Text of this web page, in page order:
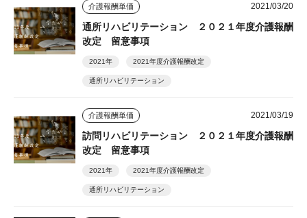
介護報酬単価 2021/03/20
通所リハビリテーション ２０２１年度介護報酬
改定 留意事項
2021年 2021年度介護報酬改定
通所リハビリテーション
介護報酬単価 2021/03/19
訪問リハビリテーション ２０２１年度介護報酬
改定 留意事項
2021年 2021年度介護報酬改定
通所リハビリテーション